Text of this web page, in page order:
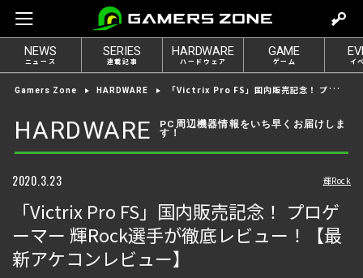
e
t
o
o
n
NEWS
ニュース
SERIES
連載記事
HARDWARE
ハードウェア
GAME
ゲーム イ
Gamers Zone HARDWARE 「Victrix Pro FS」国内販売記念！ プロゲーマー 輝Rock選手が徹底レビュー！【最新アケコンレビュー】
HARDWARE PC周辺機器情報をいち早くお届けしま
す！
2020.3.23 輝Rock
「Victrix Pro FS」国内販売記念！ プロゲ
ーマー 輝Rock選手が徹底レビュー！【最
新アケコンレビュー】